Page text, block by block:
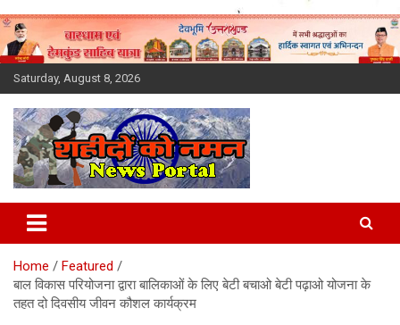
Skip
to
content
Saturday, August 8, 2026
Latest News Today, Breaking
News, Uttarakhand News in
Hindi
Home
Featured
बाल विकास परियोजना द्वारा बालिकाओं के लिए बेटी बचाओ बेटी पढ़ाओ योजना के
तहत दो दिवसीय जीवन कौशल कार्यक्रम